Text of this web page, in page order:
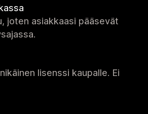
joten asiakkaasi pääsevät
lisenssi kaupalle. Ei